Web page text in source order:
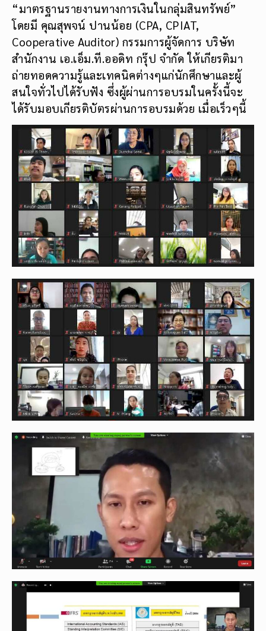
“มาตรฐานรายงานทางการเงินในกลุ่มสินทรัพย์”
โดยมี คุณสุพจน์ ปานน้อย (CPA, CPIAT,
Cooperative Auditor) กรรมการผู้จัดการ บริษัท
สำนักงาน เอ.เอ็ม.ที.ออดิท กรุ๊ป จำกัด ให้เกียรติมา
ถ่ายทอดความรู้และเทคนิคต่างๆแก่นักศึกษาและผู้
สนใจทั่วไปได้รับฟัง ซึ่งผู้ผ่านการอบรมในครั้งนี้จะ
ได้รับมอบเกียรติบัตรผ่านการอบรมด้วย เมื่อเร็วๆนี้